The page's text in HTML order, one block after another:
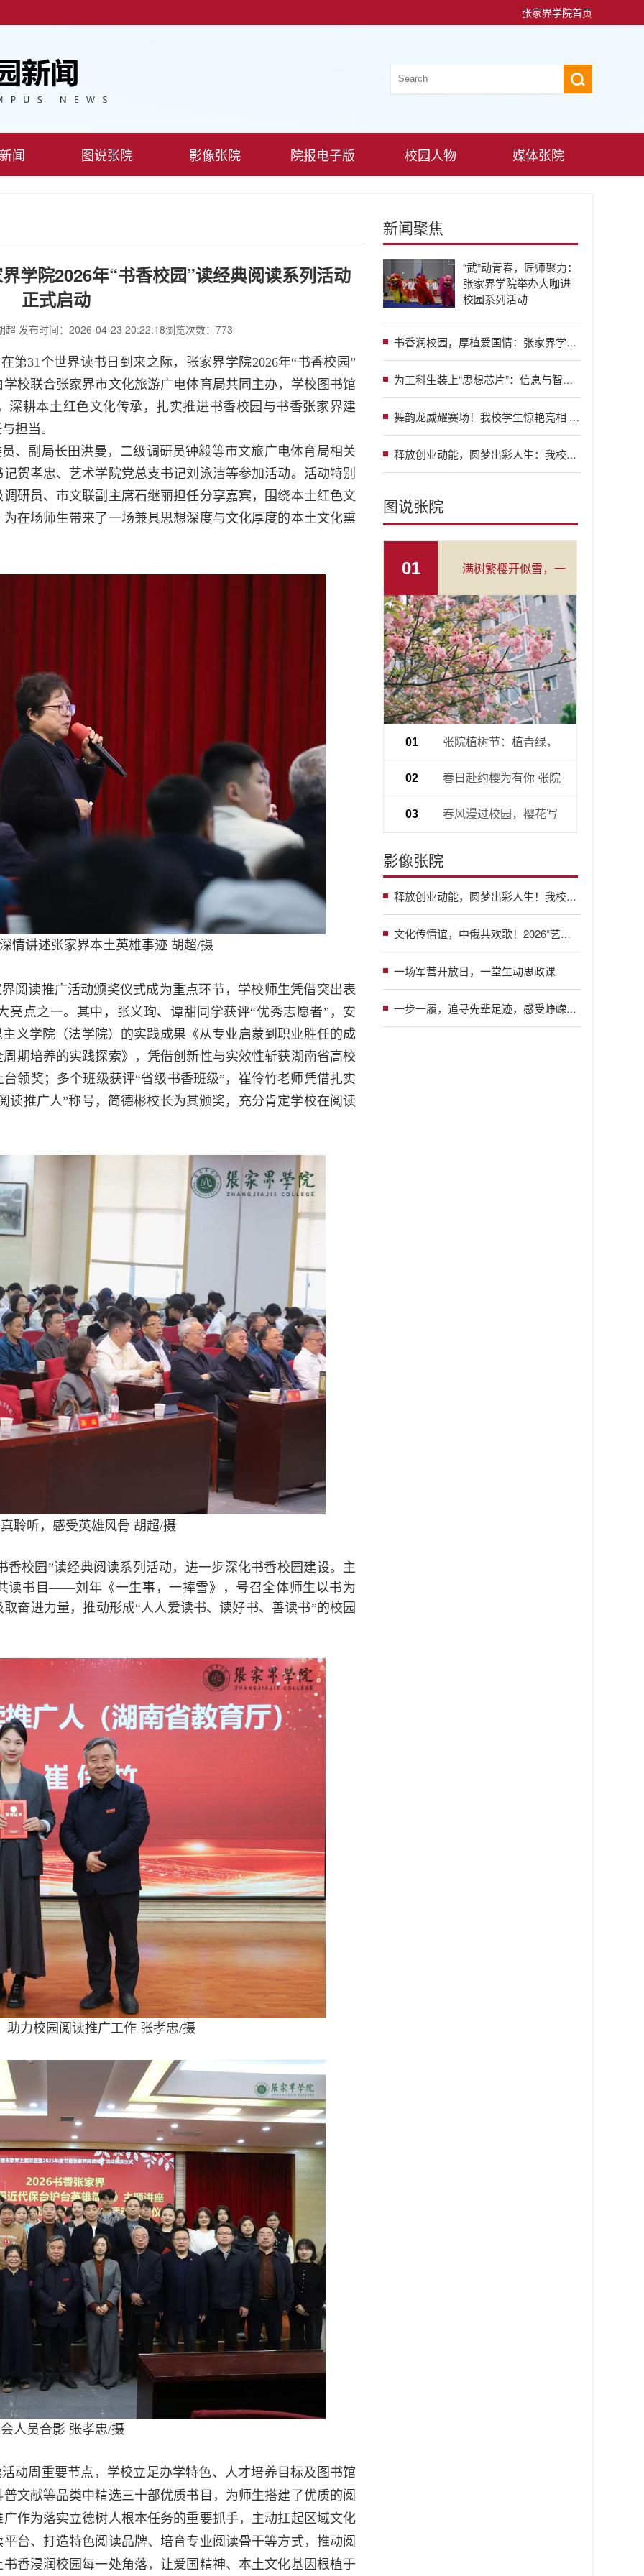
张家界学院首页
闻 图说张院 影像张院 院报电子版 校园人物 媒体张院
学院2026年“书香校园”读经典阅读系列活动
正式启动
超 发布时间：2026-04-23 20:22:18浏览次数：773
第31个世界读书日到来之际， 张家界学院2026年“书香校园”
学校联合张家界市文化旅游广电体育局共同主办，学校图书馆
深耕本土红色文化传承，扎实推进书香校园与书香张家界建
担当。
、副局长田洪曼，二级调研员钟毅等市文旅广电体育局相关
贺孝忠、艺术学院党总支书记刘泳洁等参加活动。活动特别
研员、市文联副主席石继丽担任分享嘉宾，围绕本土红色文
在场师生带来了一场兼具思想深度与文化厚度的本土文化熏
情讲述张家界本土英雄事迹 胡超/摄
阅读推广活动颁奖仪式成为重点环节，学校师生凭借突出表
亮点之一。其中，张义珣、谭甜同学获评“优秀志愿者”，安
义学院（法学院）的实践成果《从专业启蒙到职业胜任的成
期培养的实践探索》，凭借创新性与实效性斩获湖南省高校
领奖；多个班级获评“省级书香班级”，崔伶竹老师凭借扎实
读推广人”称号，简德彬校长为其颁奖，充分肯定学校在阅读
聆听，感受英雄风骨 胡超/摄
香校园”读经典阅读系列活动，进一步深化书香校园建设。主
读书目——刘年《一生事，一捧雪》，号召全体师生以书为
奋进力量，推动形成“人人爱读书、读好书、善读书”的校园
助力校园阅读推广工作 张孝忠/摄
人员合影 张孝忠/摄
动周重要节点，学校立足办学特色、人才培养目标及图书馆
文献等品类中精选三十部优质书目，为师生搭建了优质的阅
作为落实立德树人根本任务的重要抓手，主动扛起区域文化
台、打造特色阅读品牌、培育专业阅读骨干等方式，推动阅
香浸润校园每一处角落，让爱国精神、本土文化基因根植于
新闻聚焦
“武”动青春，匠师聚力：
张家界学院举办大咖进
校园系列活动
书香润校园，厚植爱国情：张家界学院2026年“书香校园”读经典阅读系列活动正式启动
为工科生装上“思想芯片”：信息与智能工程学院“智语·铸魂”党建品牌启航
舞韵龙威耀赛场！我校学生惊艳亮相 “龙超” 选拔赛开幕式
释放创业动能，圆梦出彩人生：我校举办2026年创业项目展示交流活动
图说张院
01 满树繁樱开似雪，一
帘春色入怀来
01 张院植树节：植青绿，
育初心
02 春日赴约樱为有你 张院
社团游园会燃动校园
03 春风漫过校园，樱花写
影像张院
释放创业动能，圆梦出彩人生！我校举办2026年创业项目展示交流活动
文化传情谊，中俄共欢歌！2026“艺行之旅·中俄文化交流活动”之盛典音乐会在我校举行
一场军营开放日，一堂生动思政课
一步一履，追寻先辈足迹，感受峥嵘岁月；一言一行，铭记初心使命，汲取奋进力量